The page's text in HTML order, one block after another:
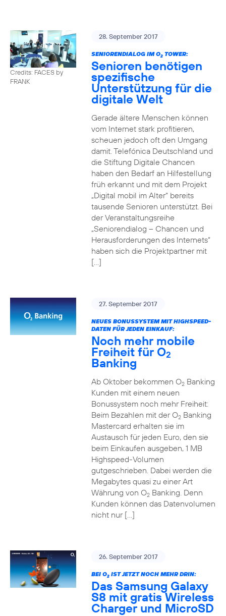
Credits: FACES by
FRANK
28. September 2017
SENIORENDIALOG IM O2TOWER:
Senioren benötigen
spezifische
Unterstützung für die
digitale Welt
Gerade ältere Menschen können
vom Internet stark profitieren,
scheuen jedoch oft den Umgang
damit. Telefónica Deutschland und
die Stiftung Digitale Chancen
haben den Bedarf an Hilfestellung
früh erkannt und mit dem Projekt
„Digital mobil im Alter“ bereits
tausende Senioren unterstützt. Bei
der Veranstaltungsreihe
„Seniorendialog – Chancen und
Herausforderungen des Internets“
haben sich die Projektpartner mit
[…]
27. September 2017
NEUES BONUSSYSTEM MIT HIGHSPEED-
DATEN FÜR JEDEN EINKAUF:
Noch mehr mobile
Freiheit für O2
Banking
Ab Oktober bekommen O2Banking
Kunden mit einem neuen
Bonussystem noch mehr Freiheit:
Beim Bezahlen mit der O2Banking
Mastercard erhalten sie im
Austausch für jeden Euro, den sie
beim Einkaufen ausgeben, 1 MB
Highspeed-Volumen
gutgeschrieben. Dabei werden die
Megabytes quasi zu einer Art
Währung von O2Banking. Denn
Kunden können das Datenvolumen
nicht nur […]
26. September 2017
BEI O2IST JETZT NOCH MEHR DRIN:
Das Samsung Galaxy
S8 mit gratis Wireless
Charger und MicroSD